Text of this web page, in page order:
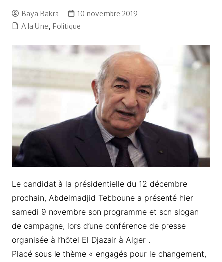
Baya Bakra
10 novembre 2019
A la Une, Politique
Le candidat à la présidentielle du 12 décembre
prochain, Abdelmadjid Tebboune a présenté hier
samedi 9 novembre son programme et son slogan
de campagne, lors d’une conférence de presse
organisée à l’hôtel El Djazair à Alger .
Placé sous le thème « engagés pour le changement,